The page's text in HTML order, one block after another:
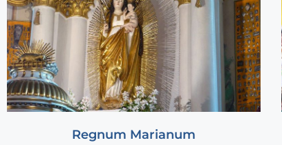
Regnum Marianum